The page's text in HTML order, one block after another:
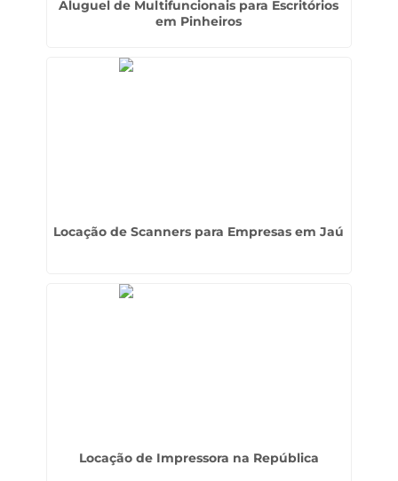
Aluguel de Multifuncionais para Escritórios
em Pinheiros
Locação de Scanners para Empresas em Jaú
Locação de Impressora na República